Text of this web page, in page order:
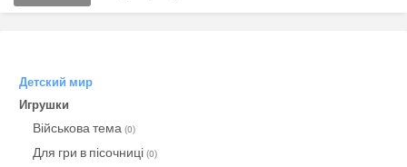
Детский мир
Игрушки
Військова тема (0)
Для гри в пісочниці (0)